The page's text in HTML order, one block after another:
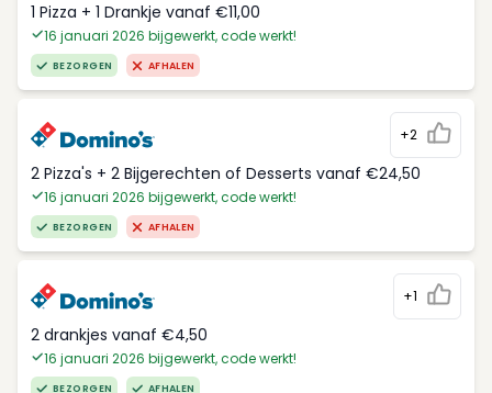
1 Pizza + 1 Drankje vanaf €11,00
16 januari 2026 bijgewerkt, code werkt!
BEZORGEN AFHALEN
+2
2 Pizza's + 2 Bijgerechten of Desserts vanaf €24,50
16 januari 2026 bijgewerkt, code werkt!
BEZORGEN AFHALEN
+1
2 drankjes vanaf €4,50
16 januari 2026 bijgewerkt, code werkt!
BEZORGEN AFHALEN